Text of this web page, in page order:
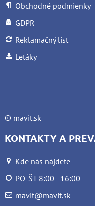
Obchodné podmienky
GDPR
Reklamačný list
Letáky
© mavit.sk
KONTAKTY A
Kde nás nájdete
PO-ŠT 8:00 - 16:00
mavit@mavit.sk